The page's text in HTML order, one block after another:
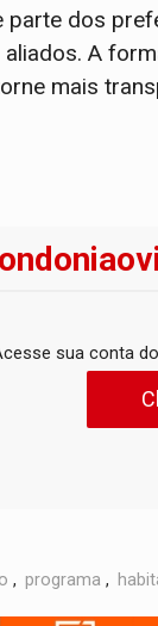
parte dos
A
mais
sua conta
, programa ,